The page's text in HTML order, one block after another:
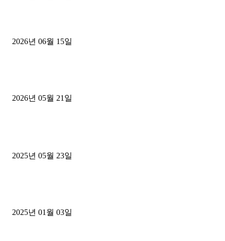
2026년 06월 15일
2026년 05월 21일
2025년 05월 23일
2025년 01월 03일